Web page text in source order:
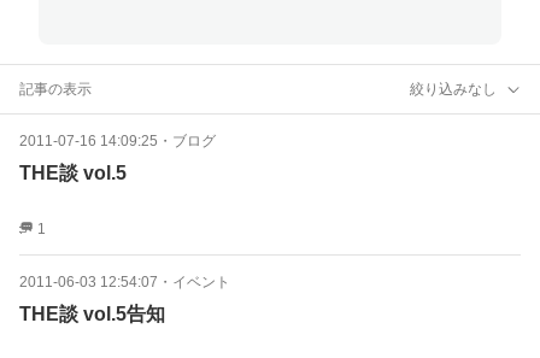
記事の表示 絞り込みなし
2011-07-16 14:09:25 ・ ブログ
THE談 vol.5
1
2011-06-03 12:54:07 ・ イベント
THE談 vol.5告知